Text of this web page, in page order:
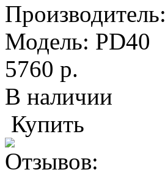
Производитель:
Модель: PD40
5760 р.
В наличии
Купить